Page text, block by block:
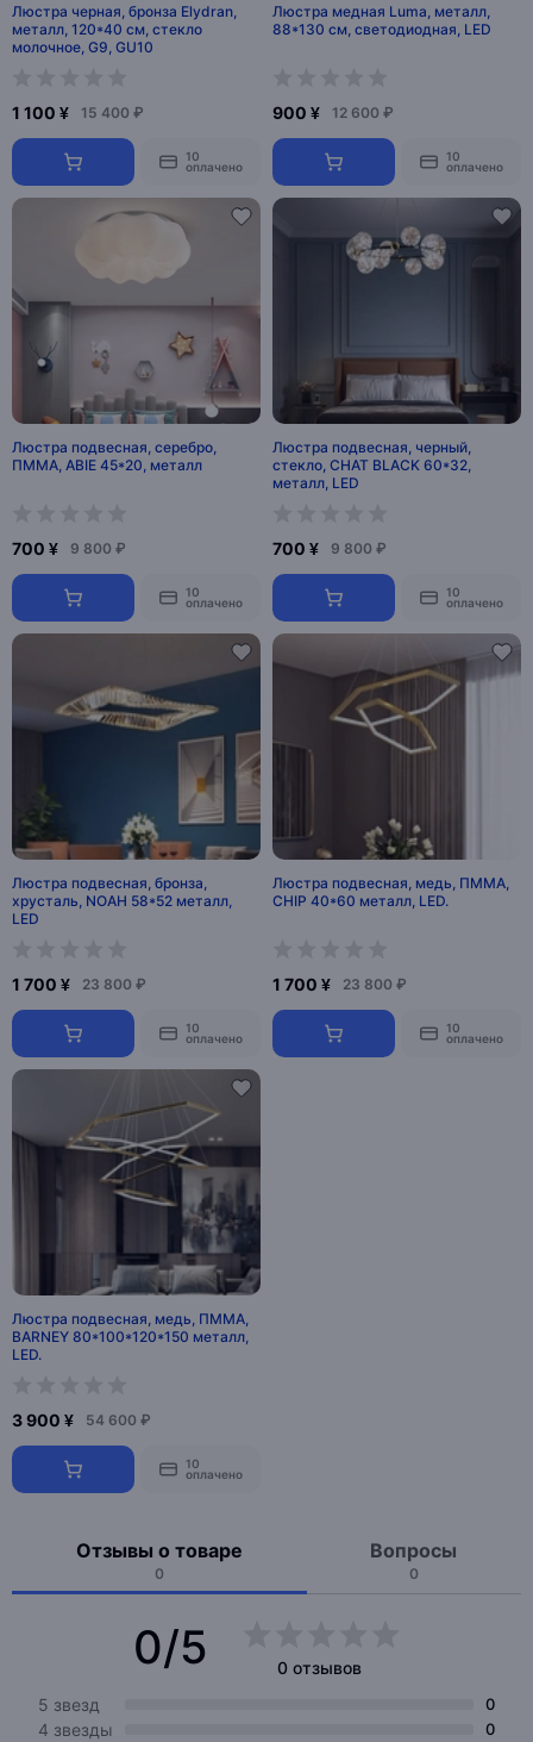
Люстра черная, бронза Elydran,
металл, 120*40 см, стекло
молочное, G9, GU10
1 100 ¥ 15 400 ₽
10
оплачено
Люстра медная Luma, металл,
88*130 см, светодиодная, LED
900 ¥ 12 600 ₽
10
оплачено
Люстра подвесная, серебро,
ПММА, ABIE 45*20, металл
700 ¥ 9 800 ₽
10
оплачено
Люстра подвесная, черный,
стекло, CHAT BLACK 60*32,
металл, LED
700 ¥ 9 800 ₽
10
оплачено
Люстра подвесная, бронза,
хрусталь, NOAH 58*52 металл,
LED
1 700 ¥ 23 800 ₽
10
оплачено
Люстра подвесная, медь, ПММА,
CHIP 40*60 металл, LED.
1 700 ¥ 23 800 ₽
10
оплачено
Люстра подвесная, медь, ПММА,
BARNEY 80*100*120*150 металл,
LED.
3 900 ¥ 54 600 ₽
10
оплачено
Отзывы о товаре
0
Вопросы
0
0/5
0 отзывов
5 звезд
0
4 звезды 0